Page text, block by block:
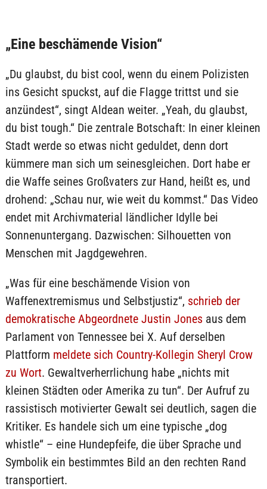
„Eine beschämende Vision“
„Du glaubst, du bist cool, wenn du einem Polizisten
ins Gesicht spuckst, auf die Flagge trittst und sie
anzündest“, singt Aldean weiter. „Yeah, du glaubst,
du bist tough.“ Die zentrale Botschaft: In einer kleinen
Stadt werde so etwas nicht geduldet, denn dort
kümmere man sich um seinesgleichen. Dort habe er
die Waffe seines Großvaters zur Hand, heißt es, und
drohend: „Schau nur, wie weit du kommst.“ Das Video
endet mit Archivmaterial ländlicher Idylle bei
Sonnenuntergang. Dazwischen: Silhouetten von
Menschen mit Jagdgewehren.
„Was für eine beschämende Vision von
Waffenextremismus und Selbstjustiz“, schrieb der
demokratische Abgeordnete Justin Jonesaus dem
Parlament von Tennessee bei X. Auf derselben
Plattform meldete sich Country-Kollegin Sheryl Crow
zu Wort. Gewaltverherrlichung habe „nichts mit
kleinen Städten oder Amerika zu tun“. Der Aufruf zu
rassistisch motivierter Gewalt sei deutlich, sagen die
Kritiker. Es handele sich um eine typische „dog
whistle“ – eine Hundepfeife, die über Sprache und
Symbolik ein bestimmtes Bild an den rechten Rand
transportiert.